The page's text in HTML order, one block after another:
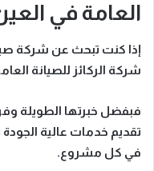
العامة في
إذا كنت تبحث عن شركة
شركة الركائز للصيانة
فبفضل خبرتها الطويلة
تقديم خدمات عالية الجودة
في كل مشروع.